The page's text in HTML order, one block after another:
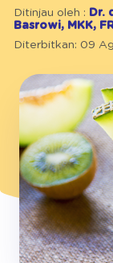
Ditinjau oleh : Dr.
Basrowi, MKK,
Diterbitkan: 09